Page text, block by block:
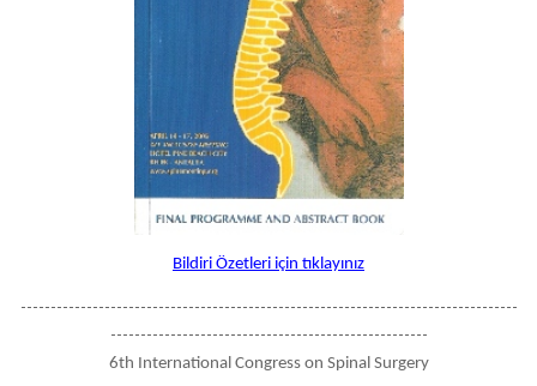
Bildiri Özetleri için tıklayınız
-----------------------------------------------------------------------------------
-----------------------------------------------------
6th International Congress on Spinal Surgery